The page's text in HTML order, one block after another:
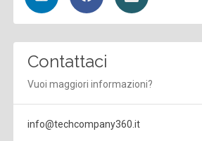
Contattaci
Vuoi maggiori informazioni?
info@techcompany360.it